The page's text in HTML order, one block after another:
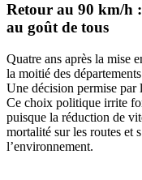
Retour au 90 km/h
au goût de tous
Quatre ans après la mise
la moitié des
Une décision permise par
Ce choix politique irrite
puisque la réduction de
mortalité sur les routes et
l’environnement.